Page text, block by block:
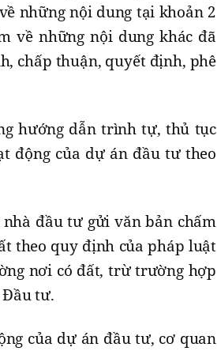
những nội dung tại khoản 2
về những nội dung khác đã
chấp thuận, quyết định, phê
hướng dẫn trình tự, thủ tục
động của dự án đầu tư theo
đầu tư gửi văn bản chấm
theo quy định của pháp luật
nơi có đất, trừ trường hợp
tư.
của dự án đầu tư, cơ quan